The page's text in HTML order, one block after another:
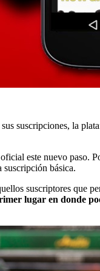
suscripciones, la
este nuevo paso.
suscripción básica.
suscriptores que
lugar en donde